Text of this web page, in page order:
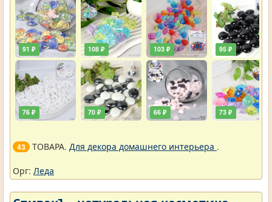
91 ₽
76 ₽
108 ₽
70 ₽
103 ₽
66 ₽
95 ₽
73 ₽
43 ТОВАРА. Для декора домашнего интерьера .
Орг: Леда